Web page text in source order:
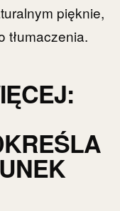
pięknie,
tłumaczenia.